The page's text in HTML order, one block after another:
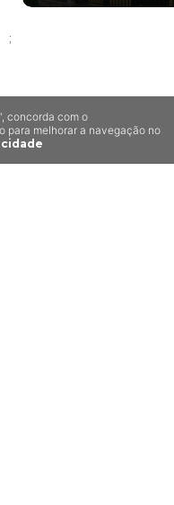
;
concorda com o
para melhorar a navegação no